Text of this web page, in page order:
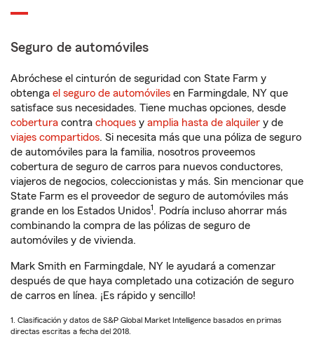
Seguro de automóviles
Abróchese el cinturón de seguridad con State Farm y
obtenga el seguro de automóviles en Farmingdale, NY que
satisface sus necesidades. Tiene muchas opciones, desde
cobertura contra choques y amplia hasta de alquiler y de
viajes compartidos. Si necesita más que una póliza de seguro
de automóviles para la familia, nosotros proveemos
cobertura de seguro de carros para nuevos conductores,
viajeros de negocios, coleccionistas y más. Sin mencionar que
State Farm es el proveedor de seguro de automóviles más
grande en los Estados Unidos1. Podría incluso ahorrar más
combinando la compra de las pólizas de seguro de
automóviles y de vivienda.
Mark Smith en Farmingdale, NY le ayudará a comenzar
después de que haya completado una cotización de seguro
de carros en línea. ¡Es rápido y sencillo!
1. Clasificación y datos de S&P Global Market Intelligence basados en primas
directas escritas a fecha del 2018.